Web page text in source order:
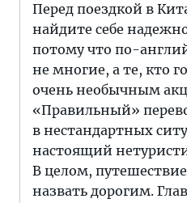
Перед поездкой в
найдите себе
потому что по-
не многие, а те, кто
очень необычным
«Правильный»
в нестандартных
настоящий
В целом,
назвать дорогим.